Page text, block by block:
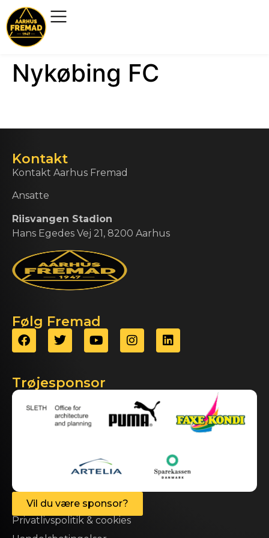
Nykøbing FC
Kontakt
Kontakt Aarhus Fremad
Ansatte
Riisvangen Stadion
Hans Egedes Vej 21, 8200 Aarhus
Følg Fremad
Trøjesponsor
Vil du være sponsor?
Privatlivspolitik & cookies